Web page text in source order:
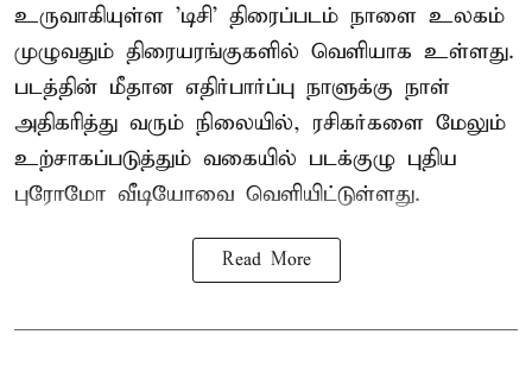
உருவாகியுள்ள 'டிசி' திரைப்படம் நாளை உலகம்
முழுவதும் திரையரங்குகளில் வெளியாக உள்ளது.
படத்தின் மீதான எதிர்பார்ப்பு நாளுக்கு நாள்
அதிகரித்து வரும் நிலையில், ரசிகர்களை மேலும்
உற்சாகப்படுத்தும் வகையில் படக்குழு புதிய
புரோமோ வீடியோவை வெளியிட்டுள்ளது.
Read More